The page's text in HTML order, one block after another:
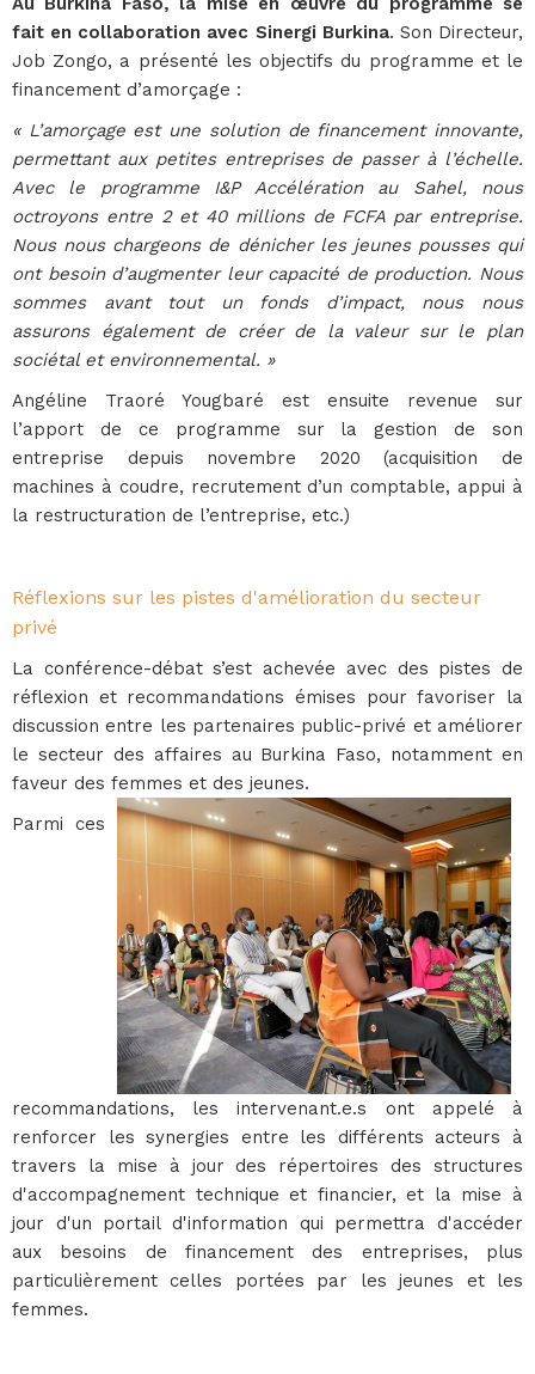
fait en collaboration avec Sinergi Burkina. Son Directeur,
Job Zongo, a présenté les objectifs du programme et le
financement d’amorçage :
« L’amorçage est une solution de financement innovante,
permettant aux petites entreprises de passer à l’échelle.
Avec le programme I&P Accélération au Sahel, nous
octroyons entre 2 et 40 millions de FCFA par entreprise.
Nous nous chargeons de dénicher les jeunes pousses qui
ont besoin d’augmenter leur capacité de production. Nous
sommes avant tout un fonds d’impact, nous nous
assurons également de créer de la valeur sur le plan
sociétal et environnemental. »
Angéline Traoré Yougbaré est ensuite revenue sur
l’apport de ce programme sur la gestion de son
entreprise depuis novembre 2020 (acquisition de
machines à coudre, recrutement d’un comptable, appui à
la restructuration de l’entreprise, etc.)
Réflexions sur les pistes d'amélioration du secteur
privé
La conférence-débat s’est achevée avec des pistes de
réflexion et recommandations émises pour favoriser la
discussion entre les partenaires public-privé et améliorer
le secteur des affaires au Burkina Faso, notamment en
faveur des femmes et des jeunes.
Parmi ces
recommandations, les intervenant.e.s ont appelé à
renforcer les synergies entre les différents acteurs à
travers la mise à jour des répertoires des structures
d'accompagnement technique et financier, et la mise à
jour d'un portail d'information qui permettra d'accéder
aux besoins de financement des entreprises, plus
particulièrement celles portées par les jeunes et les
femmes.